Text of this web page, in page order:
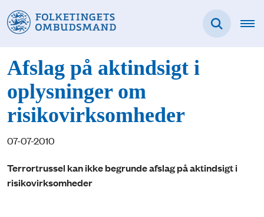
Afslag på aktindsigt i
oplysninger om
risikovirksomheder
07-07-2010
Terrortrussel kan ikke begrunde afslag på aktindsigt i
risikovirksomheder